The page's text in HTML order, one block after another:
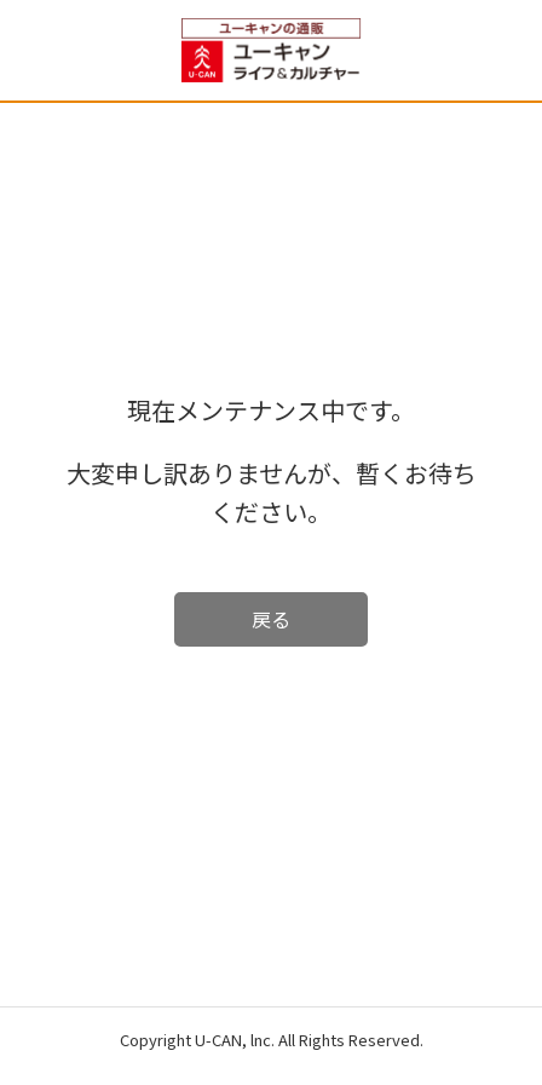
現在メンテナンス中です。
大変申し訳ありませんが、暫くお待ち
ください。
戻る
Copyright U-CAN, lnc. All Rights Reserved.